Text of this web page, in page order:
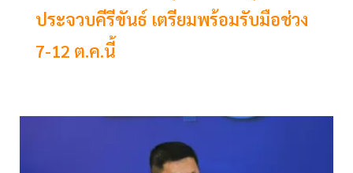
ประจวบคีรีขันธ์ เตรียมพร้อมรับมือช่วง
7-12 ต.ค.นี้